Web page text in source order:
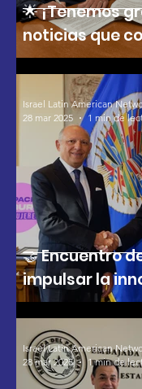
🌟 ¡Tenemos
noticias que
🤝 Encuentro
impulsar la
Israel Latin American
28 mar 2025
1 min de
Israel Latin American
28 mar 2025
1 min de